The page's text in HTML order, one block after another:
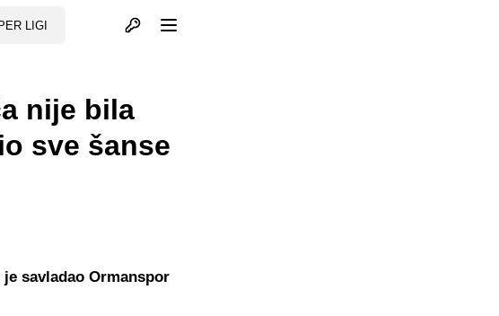
LIGI Otvori profil
nije bila
sve šanse
savladao Ormanspor